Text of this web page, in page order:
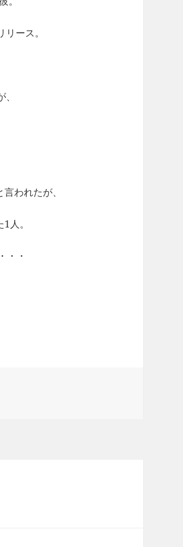
ース。
われたが、
人。
・・